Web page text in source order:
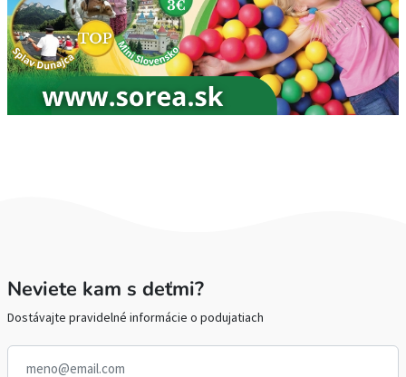
Neviete kam s deťmi?
Dostávajte pravidelné informácie o podujatiach